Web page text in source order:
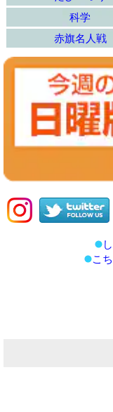
科学
赤旗名人戦
こ